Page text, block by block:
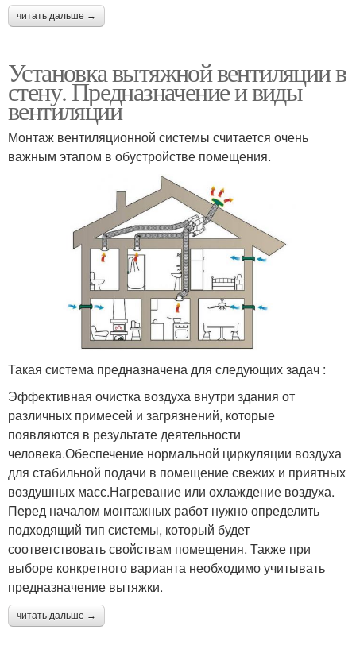
читать дальше →
Установка вытяжной вентиляции в
стену. Предназначение и виды
вентиляции
Монтаж вентиляционной системы считается очень
важным этапом в обустройстве помещения.
Такая система предназначена для следующих задач :
Эффективная очистка воздуха внутри здания от
различных примесей и загрязнений, которые
появляются в результате деятельности
человека.Обеспечение нормальной циркуляции воздуха
для стабильной подачи в помещение свежих и приятных
воздушных масс.Нагревание или охлаждение воздуха.
Перед началом монтажных работ нужно определить
подходящий тип системы, который будет
соответствовать свойствам помещения. Также при
выборе конкретного варианта необходимо учитывать
предназначение вытяжки.
читать дальше →